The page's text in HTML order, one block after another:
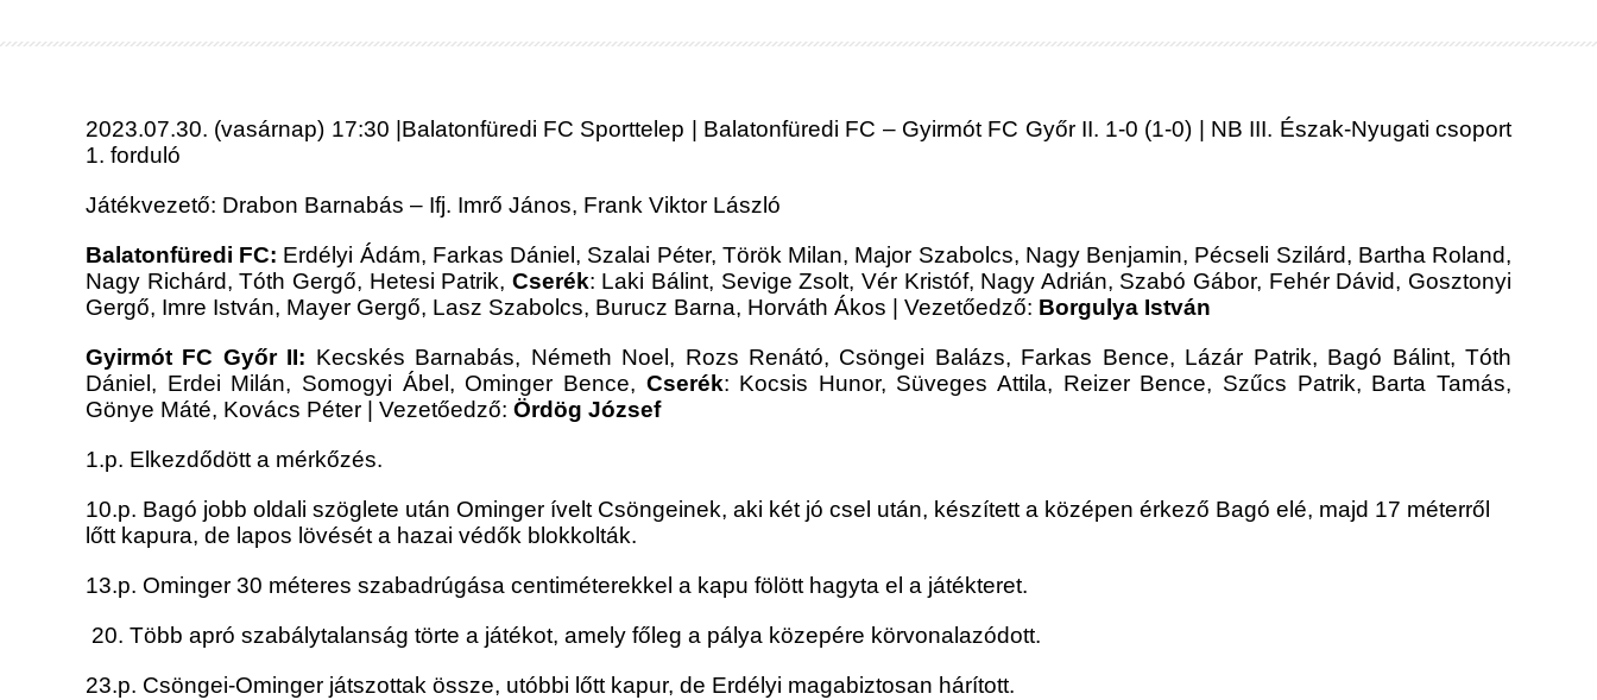
2023.07.30. (vasárnap) 17:30 |Balatonfüredi FC Sporttelep | Balatonfüredi FC – Gyirmót FC Győr II. 1-0 (1-0) | NB III. Észak-Nyugati csoport
1. forduló
Játékvezető: Drabon Barnabás – Ifj. Imrő János, Frank Viktor László
Balatonfüredi FC: Erdélyi Ádám, Farkas Dániel, Szalai Péter, Török Milan, Major Szabolcs, Nagy Benjamin, Pécseli Szilárd, Bartha Roland,
Nagy Richárd, Tóth Gergő, Hetesi Patrik, Cserék: Laki Bálint, Sevige Zsolt, Vér Kristóf, Nagy Adrián, Szabó Gábor, Fehér Dávid, Gosztonyi
Gergő, Imre István, Mayer Gergő, Lasz Szabolcs, Burucz Barna, Horváth Ákos | Vezetőedző: Borgulya István
Gyirmót FC Győr II: Kecskés Barnabás, Németh Noel, Rozs Renátó, Csöngei Balázs, Farkas Bence, Lázár Patrik, Bagó Bálint, Tóth
Dániel, Erdei Milán, Somogyi Ábel, Ominger Bence, Cserék: Kocsis Hunor, Süveges Attila, Reizer Bence, Szűcs Patrik, Barta Tamás,
Gönye Máté, Kovács Péter | Vezetőedző: Ördög József
1.p. Elkezdődött a mérkőzés.
10.p. Bagó jobb oldali szöglete után Ominger ívelt Csöngeinek, aki két jó csel után, készített a középen érkező Bagó elé, majd 17 méterről
lőtt kapura, de lapos lövését a hazai védők blokkolták.
13.p. Ominger 30 méteres szabadrúgása centiméterekkel a kapu fölött hagyta el a játékteret.
20. Több apró szabálytalanság törte a játékot, amely főleg a pálya közepére körvonalazódott.
23.p. Csöngei-Ominger játszottak össze, utóbbi lőtt kapur, de Erdélyi magabiztosan hárított.